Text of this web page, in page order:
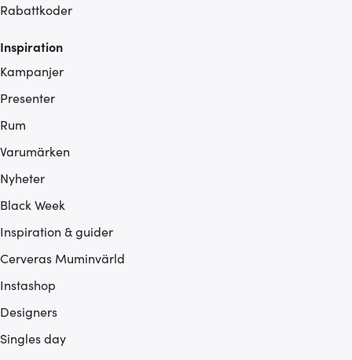
Rabattkoder
Inspiration
Kampanjer
Presenter
Rum
Varumärken
Nyheter
Black Week
Inspiration & guider
Cerveras Muminvärld
Instashop
Designers
Singles day